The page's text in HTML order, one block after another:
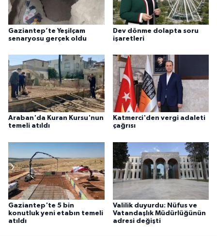
Gaziantep’te Yeşilçam
senaryosu gerçek oldu
Dev dönme dolapta soru
işaretleri
Araban'da Kuran Kursu'nun
temeli atıldı
Katmerci'den vergi adaleti
çağrısı
Gaziantep'te 5 bin
konutluk yeni etabın temeli
atıldı
Valilik duyurdu: Nüfus ve
Vatandaşlık Müdürlüğünün
adresi değişti